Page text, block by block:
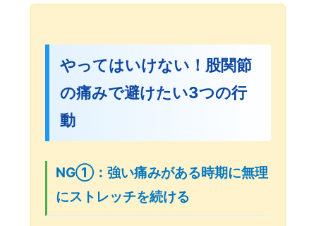
やってはいけない！股関節
の痛みで避けたい3つの行
動
NG①：強い痛みがある時期に無理
にストレッチを続ける